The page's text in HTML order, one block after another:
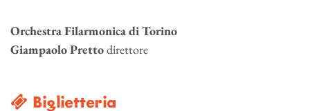
Orchestra Filarmonica di Torino
Giampaolo Prettodirettore
Biglietteria